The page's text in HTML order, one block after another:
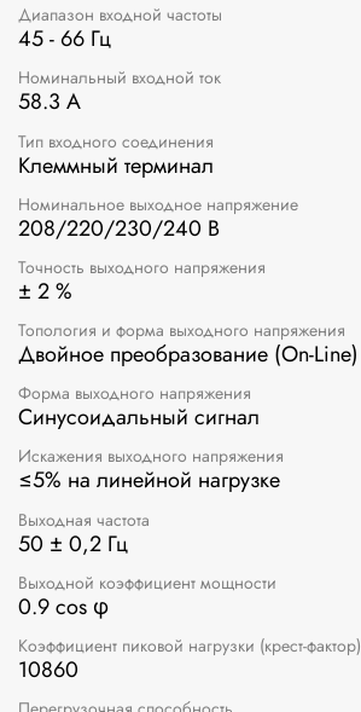
Диапазон входной частоты
45 - 66 Гц
Номинальный входной ток
58.3 A
Тип входного соединения
Клеммный терминал
Номинальное выходное напряжение
208/220/230/240 В
Точность выходного напряжения
± 2 %
Топология и форма выходного напряжения
Двойное преобразование (On-Line)
Форма выходного напряжения
Синусоидальный сигнал
Искажения выходного напряжения
≤5% на линейной нагрузке
Выходная частота
50 ± 0,2 Гц
Выходной коэффициент мощности
0.9 cos φ
Коэффициент пиковой нагрузки (крест-фактор)
10860